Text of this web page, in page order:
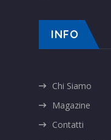
INFO
Chi Siamo
Magazine
Contatti